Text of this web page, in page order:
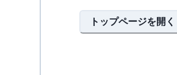
トップページを開く